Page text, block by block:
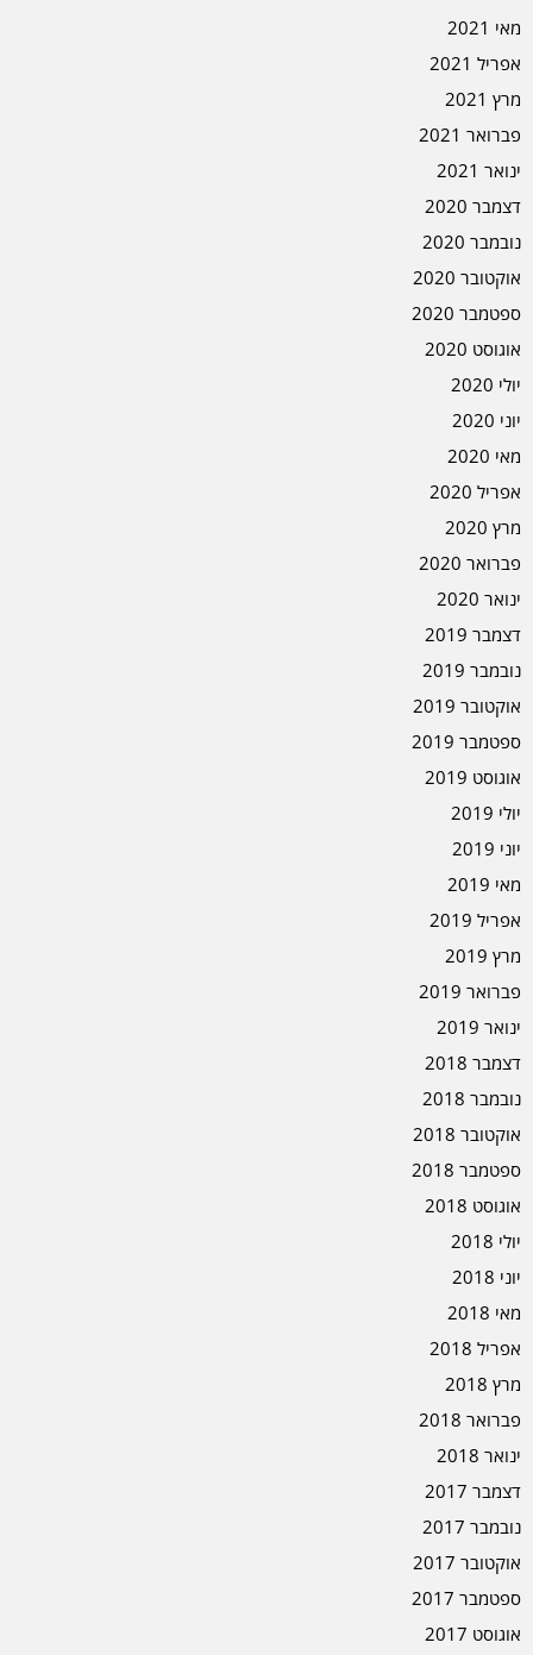
מאי 2021
אפריל 2021
מרץ 2021
פברואר 2021
ינואר 2021
דצמבר 2020
נובמבר 2020
אוקטובר 2020
ספטמבר 2020
אוגוסט 2020
יולי 2020
יוני 2020
מאי 2020
אפריל 2020
מרץ 2020
פברואר 2020
ינואר 2020
דצמבר 2019
נובמבר 2019
אוקטובר 2019
ספטמבר 2019
אוגוסט 2019
יולי 2019
יוני 2019
מאי 2019
אפריל 2019
מרץ 2019
פברואר 2019
ינואר 2019
דצמבר 2018
נובמבר 2018
אוקטובר 2018
ספטמבר 2018
אוגוסט 2018
יולי 2018
יוני 2018
מאי 2018
אפריל 2018
מרץ 2018
פברואר 2018
ינואר 2018
דצמבר 2017
נובמבר 2017
אוקטובר 2017
ספטמבר 2017
אוגוסט 2017